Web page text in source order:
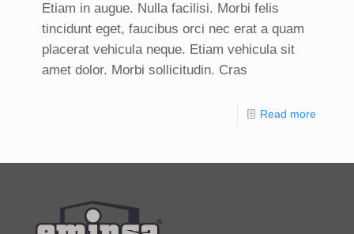
Etiam in augue. Nulla facilisi. Morbi felis
tincidunt eget, faucibus orci nec erat a quam
placerat vehicula neque. Etiam vehicula sit
amet dolor. Morbi sollicitudin. Cras
Read more